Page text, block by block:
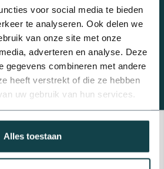
voor social media te bieden
te analyseren. Ook delen we
van onze site met onze
adverteren en analyse. Deze
gegevens combineren met andere
heeft verstrekt of die ze hebben
uw gebruik van hun services.
Alles toestaan
is te bestellen in een hoogte
op standaard
De kans op omvallen is nihil en vormt
voor de pop-upsproeier.
Beregeningsplan?